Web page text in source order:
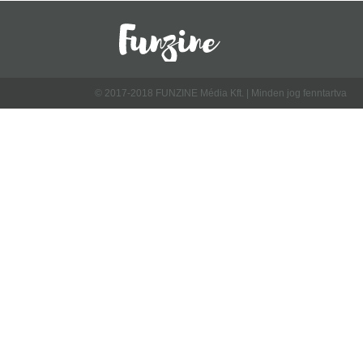
© 2017-2018 FUNZINE Média Kft. | Minden jog fenntartva